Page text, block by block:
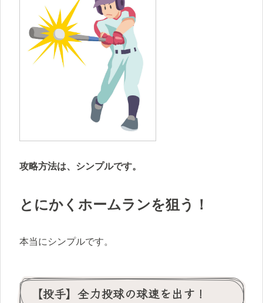
攻略方法は、シンプルです。
とにかくホームランを狙う！
本当にシンプルです。
【投手】全力投球の球速を出す！